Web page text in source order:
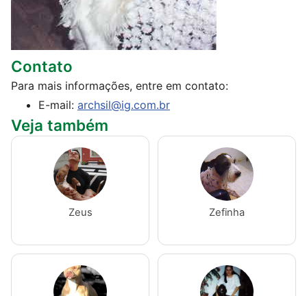
Contato
Para mais informações, entre em contato:
E-mail: archsil@ig.com.br
Veja também
Zeus Zefinha